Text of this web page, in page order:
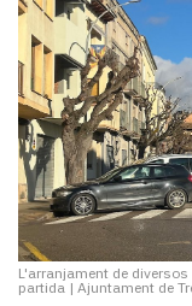
L'arranjament de
partida | Ajuntament de